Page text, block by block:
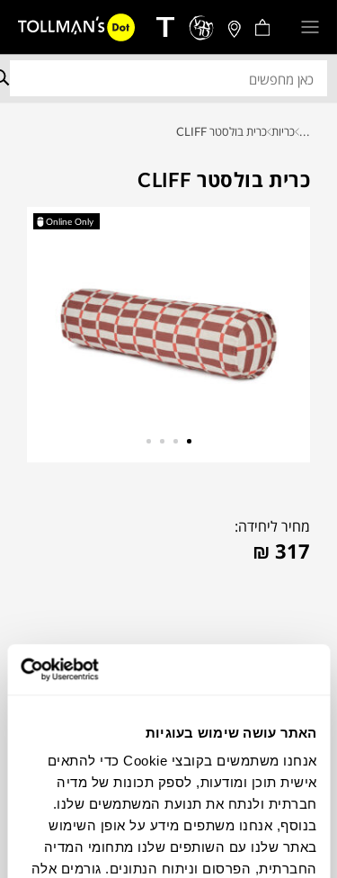
האתר עושה שימוש בעוגיות
אנחנו משתמשים בקובצי Cookie כדי להתאים
אישית תוכן ומודעות, לספק תכונות של מדיה
חברתית ולנתח את תנועת המשתמשים שלנו.
בנוסף, אנחנו משתפים מידע על אופן השימוש
באתר שלנו עם השותפים שלנו מתחומי המדיה
החברתית, הפרסום וניתוח הנתונים. גורמים אלה
... כריות כרית בולסטר CLIFF
כרית בולסטר CLIFF
Online Only
מחיר ליחידה:
₪ 317
תוכלו למצוא אותי ב:
חלה שגיאה. אנא רעננו את הדף ונסו שנית